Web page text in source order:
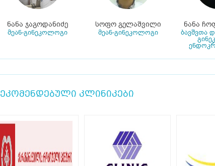
ნანა ჯაგოდანიძე
მეან-გინეკოლოგი
სოფო გელაშვილი
მეან-გინეკოლოგი
ნანა
ბავშვთა
კლინიკები